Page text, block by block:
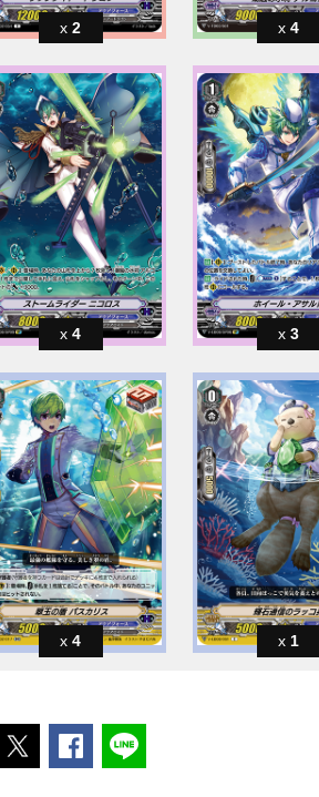
2 4
4 3
4 1
ポストするFacebookでシェアする